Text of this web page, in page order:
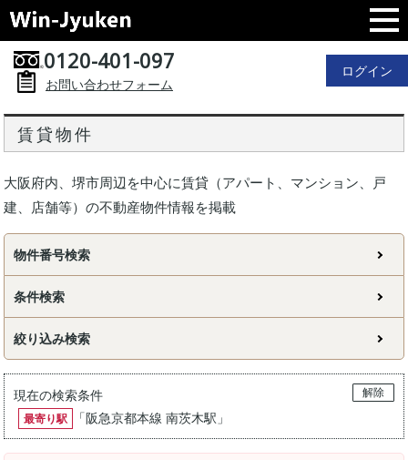
0120-401-097
お問い合わせフォーム
ログイン
賃貸物件
大阪府内、堺市周辺を中心に賃貸（アパート、マンション、戸
建、店舗等）の不動産物件情報を掲載
物件番号検索
条件検索
絞り込み検索
現在の検索条件
解除
最寄り駅
「阪急京都本線 南茨木駅 」